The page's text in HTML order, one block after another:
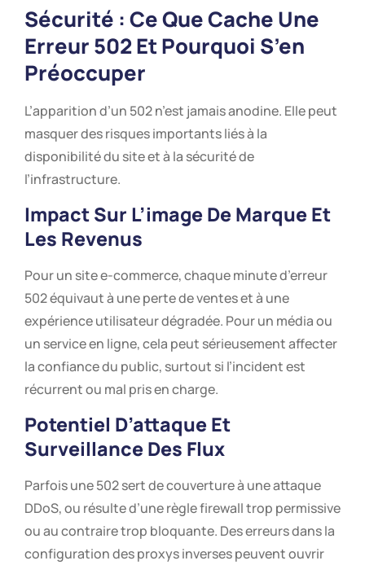
Sécurité : Ce Que Cache Une
Erreur 502 Et Pourquoi S’en
Préoccuper
L’apparition d’un 502 n’est jamais anodine. Elle peut
masquer des risques importants liés à la
disponibilité du site et à la sécurité de
l’infrastructure.
Impact Sur L’image De Marque Et
Les Revenus
Pour un site e-commerce, chaque minute d’erreur
502 équivaut à une perte de ventes et à une
expérience utilisateur dégradée. Pour un média ou
un service en ligne, cela peut sérieusement affecter
la confiance du public, surtout si l’incident est
récurrent ou mal pris en charge.
Potentiel D’attaque Et
Surveillance Des Flux
Parfois une 502 sert de couverture à une attaque
DDoS, ou résulte d’une règle firewall trop permissive
ou au contraire trop bloquante. Des erreurs dans la
configuration des proxys inverses peuvent ouvrir